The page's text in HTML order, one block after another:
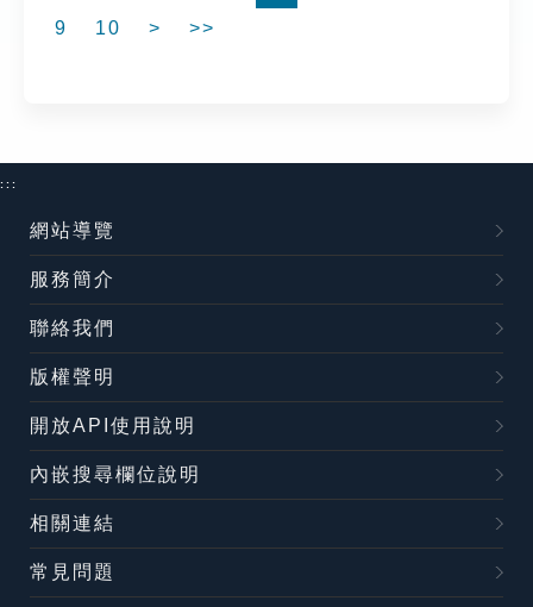
9
10 > >>
:::
網站導覽
服務簡介
聯絡我們
版權聲明
開放API使用說明
內嵌搜尋欄位說明
相關連結
常見問題